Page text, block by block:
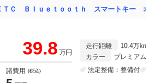
39.8 万円
諸費用 (税込)
走行距離 10.4万
カラー
プレミア
法定整備：整備付